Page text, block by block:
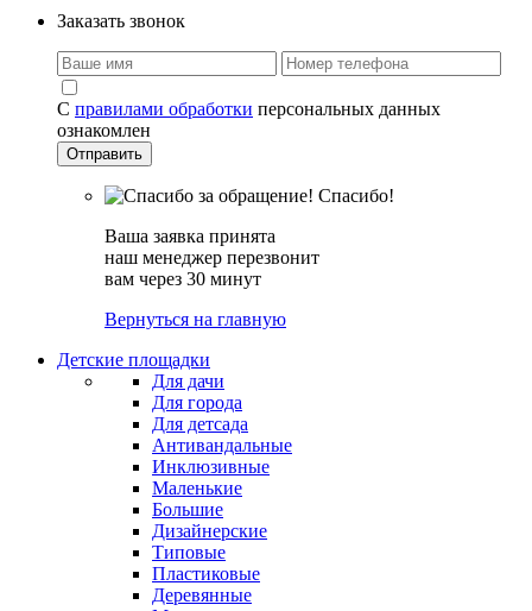
Заказать звонок
С правилами обработки персональных данных
ознакомлен
Спасибо!
Ваша заявка принята
наш менеджер перезвонит
вам через 30 минут
Вернуться на главную
Детские площадки
Для дачи
Для города
Для детсада
Антивандальные
Инклюзивные
Маленькие
Большие
Дизайнерские
Типовые
Пластиковые
Деревянные